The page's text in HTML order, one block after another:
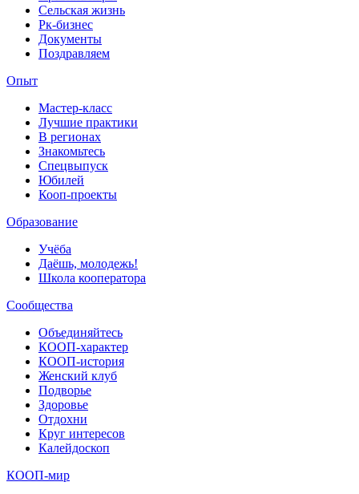
Сельская жизнь
Рк-бизнес
Документы
Поздравляем
Опыт
Мастер-класс
Лучшие практики
В регионах
Знакомьтесь
Спецвыпуск
Юбилей
Кооп-проекты
Образование
Учёба
Даёшь, молодежь!
Школа кооператора
Сообщества
Объединяйтесь
КООП-характер
КООП-история
Женский клуб
Подворье
Здоровье
Отдохни
Круг интересов
Калейдоскоп
КООП-мир